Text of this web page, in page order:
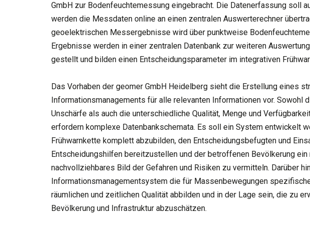
GmbH zur Bodenfeuchtemessung eingebracht. Die Datenerfassung soll
werden die Messdaten online an einen zentralen Auswerterechner
geoelektrischen Messergebnisse wird über punktweise
Ergebnisse werden in einer zentralen Datenbank zur weiteren
gestellt und bilden einen Entscheidungsparameter im integrativen
Das Vorhaben der geomer GmbH Heidelberg sieht die Erstellung eines
Informationsmanagements für alle relevanten Informationen vor. Sowohl
Unschärfe als auch die unterschiedliche Qualität, Menge und
erfordern komplexe Datenbankschemata. Es soll ein System entwickelt
Frühwarnkette komplett abzubilden, den Entscheidungsbefugten und
Entscheidungshilfen bereitzustellen und der betroffenen Bevölkerung
nachvollziehbares Bild der Gefahren und Risiken zu vermitteln. Darüber
Informationsmanagementsystem die für Massenbewegungen
räumlichen und zeitlichen Qualität abbilden und in der Lage sein, die zu
Bevölkerung und Infrastruktur abzuschätzen.